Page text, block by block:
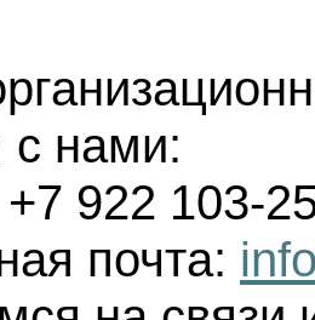
с нами:
922 103-
почта: